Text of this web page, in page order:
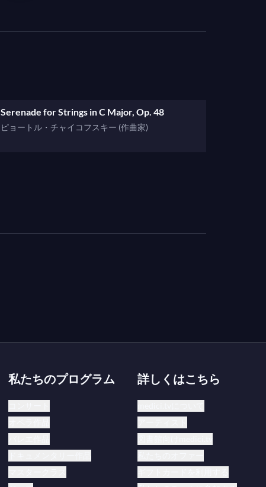
Serenade for Strings in C Major, Op. 48
ピョートル・チャイコフスキー (作曲家)
私たちのプログラム 詳しくはこちら